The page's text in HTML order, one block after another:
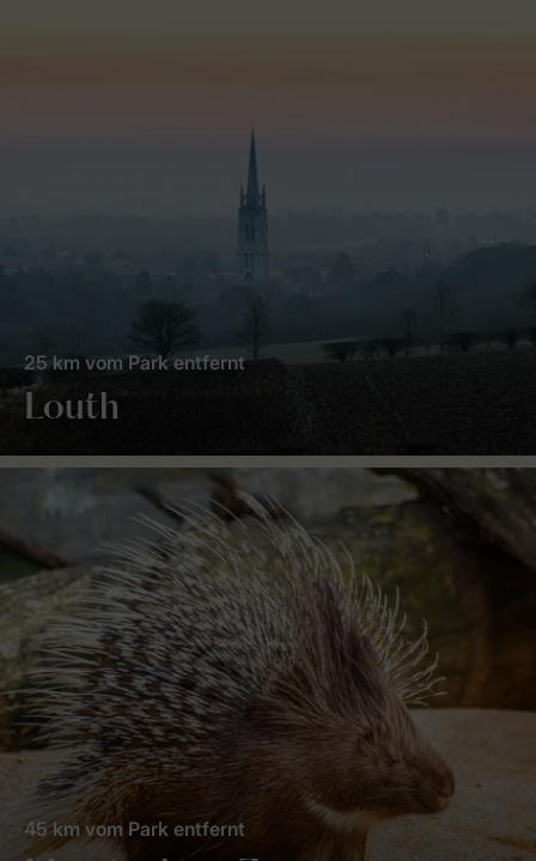
Louth
25 km vom Park entfernt
45 km vom Park entfernt